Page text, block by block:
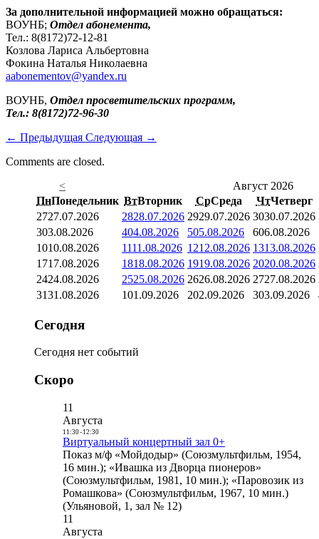
За дополнительной информацией можно обращаться:
ВОУНБ; Отдел абонемента,
Тел.: 8(8172)72-12-81
Козлова Лариса Альбертовна
Фокина Наталья Николаевна
aabonementov@yandex.ru
ВОУНБ, Отдел просветительских программ,
Тел.: 8(8172)72-96-30
← Предыдущая Следующая →
Comments are closed.
<
Август 2026
ПнПонедельник ВтВторник СрСреда ЧтЧетверг
2727.07.2026 2828.07.2026 2929.07.2026 3030.07.2026
303.08.2026 404.08.2026 505.08.2026 606.08.2026
1010.08.2026 1111.08.2026 1212.08.2026 1313.08.2026
1717.08.2026 1818.08.2026 1919.08.2026 2020.08.2026
2424.08.2026 2525.08.2026 2626.08.2026 2727.08.2026
3131.08.2026 101.09.2026 202.09.2026 303.09.2026
Сегодня
Сегодня нет событий
Скоро
11
Августа
11:30- 12:30
Виртуальный концертный зал 0+
Показ м/ф «Мойдодыр» (Союзмультфильм, 1954,
16 мин.); «Ивашка из Дворца пионеров»
(Союзмультфильм, 1981, 10 мин.); «Паровозик из
Ромашкова» (Союзмультфильм, 1967, 10 мин.)
(Ульяновой, 1, зал № 12)
11
Августа